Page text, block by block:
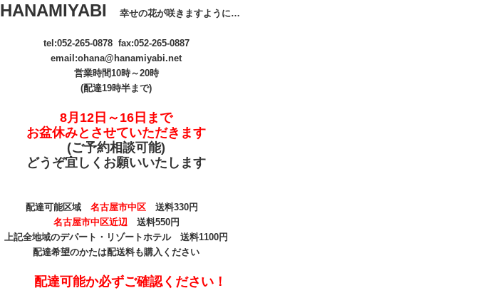
HANAMIYABI 幸せの花が咲きますように…
tel:052-265-0878fax:052-265-0887
email :ohana@hanamiyabi.net
営業時間10時～20時
(配達19時半まで)
8月12日～16日まで
お盆休みとさせていただきます
(ご予約相談可能)
どうぞ宜しくお願いいたします
配達可能区域 名古屋市中区送料330円
名古屋市中区近辺送料550円
上記全地域のデパート・リゾートホテル 送料1100円
配達希望のかたは配送料も購入ください
配達可能か必ずご確認ください！